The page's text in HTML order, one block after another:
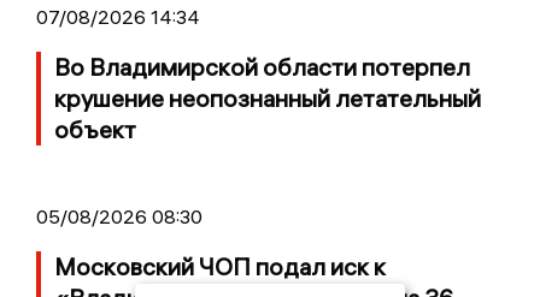
07/08/2026 14:34
Во Владимирской области потерпел
крушение неопознанный летательный
объект
05/08/2026 08:30
Московский ЧОП подал иск к